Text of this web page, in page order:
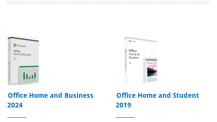
Office Home and Business
2024
Office Home and Student
2019